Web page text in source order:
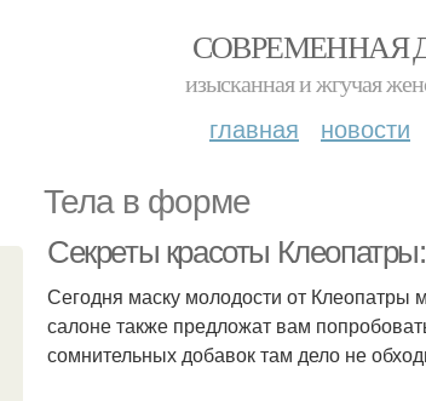
СОВРЕМЕННАЯ
изысканная и жгучая
главная новости
Тела в форме
Секреты красоты
Сегодня маску молодости от Клеопатры
салоне также предложат вам
сомнительных добавок там дело не